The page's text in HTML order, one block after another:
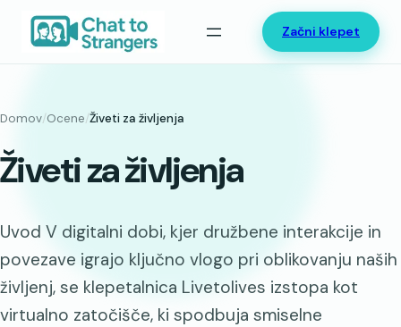
Preskoči
Začni klepet
Domov/Ocene/Živeti za življenja
Živeti za življenja
Uvod V digitalni dobi, kjer družbene interakcije in
povezave igrajo ključno vlogo pri oblikovanju naših
življenj, se klepetalnica Livetolives izstopa kot
virtualno zatočišče, ki spodbuja smiselne